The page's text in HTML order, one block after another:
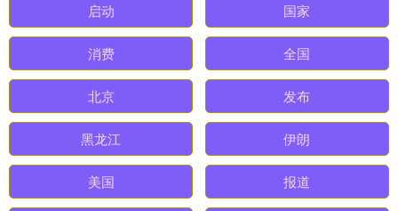
启动 国家
消费 全国
北京 发布
黑龙江 伊朗
美国 报道